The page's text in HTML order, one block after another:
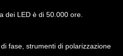
dei LED è di 50.000 ore.
fase, strumenti di polarizzazione